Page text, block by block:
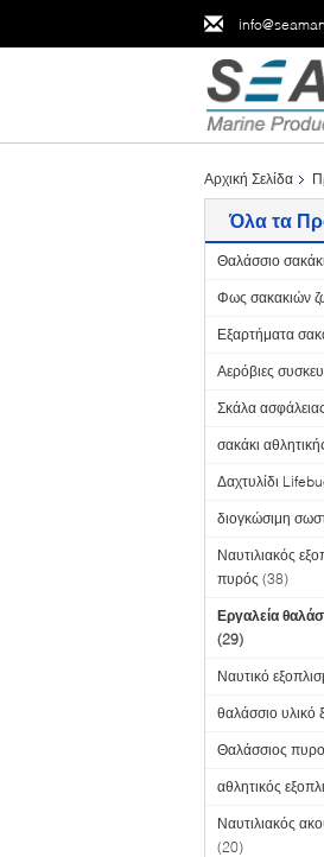
Αρχική Σελίδα
Όλα τα
Θαλάσσιο
Φως σακακιών
Εξαρτήματα
Αερόβιες
Σκάλα
σακάκι
Δαχτυλίδι
διογκώσιμη
Ναυτιλιακός
πυρός (38)
Εργαλεία
(29)
Ναυτικό
θαλάσσιο υλικό
Θαλάσσιος
αθλητικός
Ναυτιλιακός
(20)